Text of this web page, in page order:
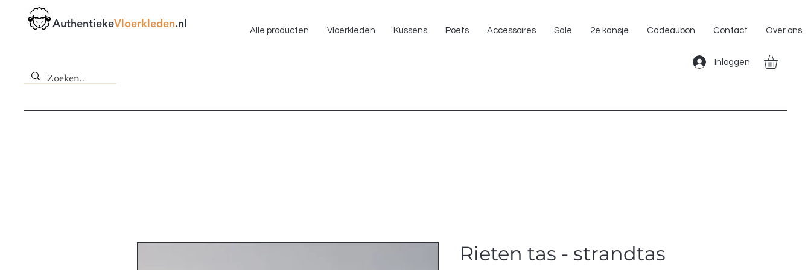
AuthentiekeVloerkleden.nl
Alle producten Vloerkleden Kussens Poefs Accessoires Sale 2e kansje Cadeaubon Contact Over ons
Inloggen
Rieten tas - strandtas